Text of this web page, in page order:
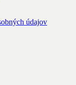
údajov